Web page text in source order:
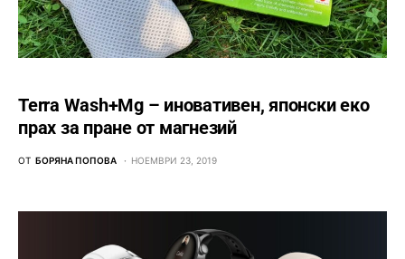
Terra Wash+Mg – иновативен, японски еко
прах за пране от магнезий
ОТ БОРЯНА ПОПОВА НОЕМВРИ 23, 2019